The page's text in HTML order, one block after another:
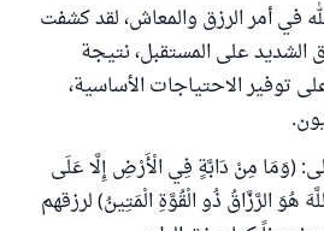
في أمر الرزق والمعاش، لقد كشفت
الشديد على المستقبل، نتيجة
توفير الاحتياجات الأساسية،
(وَمَا مِنْ دَابَّةٍ فِي الْأَرْضِ إِلَّا عَلَى
هُوَ الرَّزَّاقُ ذُو الْقُوَّةِ الْمَتِينُ) لرزقهم